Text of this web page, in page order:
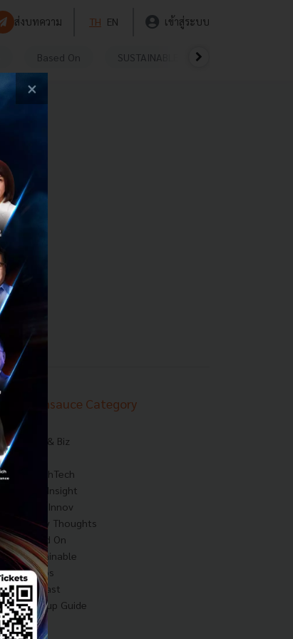
ส่งบทความ TH EN เข้าสู่ระบบ
Based On SUSTAINABLE
Techsauce Category
News
Tech & Biz
HealthTech
Exec Insight
Corp Innov
Saucy Thoughts
Based On
Sustainable
Videos
Podcast
Startup Guide
×